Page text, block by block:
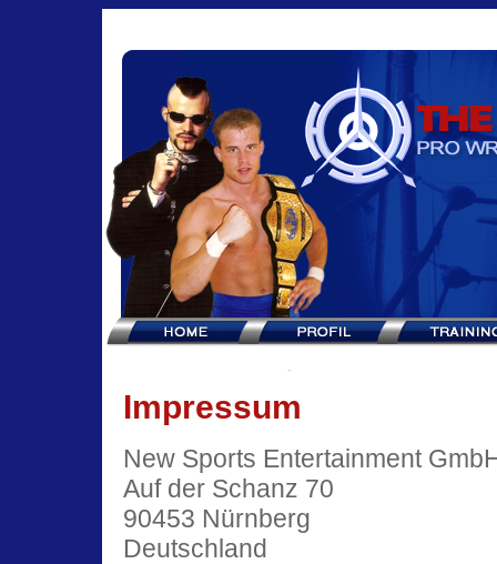
Impressum
New Sports Entertainment
Auf der Schanz 70
90453 Nürnberg
Deutschland